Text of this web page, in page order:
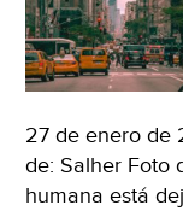
27 de enero de
de: Salher Foto
humana está